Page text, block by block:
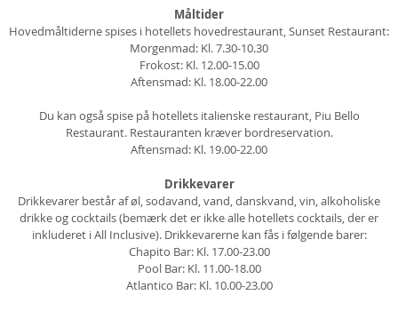
Måltider
Hovedmåltiderne spises i hotellets hovedrestaurant, Sunset Restaurant:
Morgenmad: Kl. 7.30-10.30
Frokost: Kl. 12.00-15.00
Aftensmad: Kl. 18.00-22.00
Du kan også spise på hotellets italienske restaurant, Piu Bello
Restaurant. Restauranten kræver bordreservation.
Aftensmad: Kl. 19.00-22.00
Drikkevarer
Drikkevarer består af øl, sodavand, vand, danskvand, vin, alkoholiske
drikke og cocktails (bemærk det er ikke alle hotellets cocktails, der er
inkluderet i All Inclusive). Drikkevarerne kan fås i følgende barer:
Chapito Bar: Kl. 17.00-23.00
Pool Bar: Kl. 11.00-18.00
Atlantico Bar: Kl. 10.00-23.00